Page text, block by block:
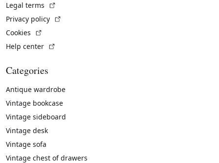
Legal terms
Privacy policy
Cookies
Help center
Categories
Antique wardrobe
Vintage bookcase
Vintage sideboard
Vintage desk
Vintage sofa
Vintage chest of drawers